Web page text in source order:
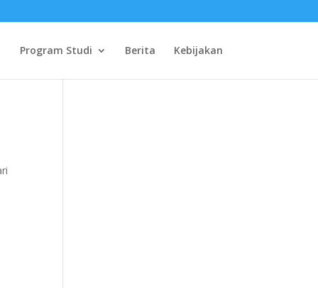
Program Studi Berita Kebijakan